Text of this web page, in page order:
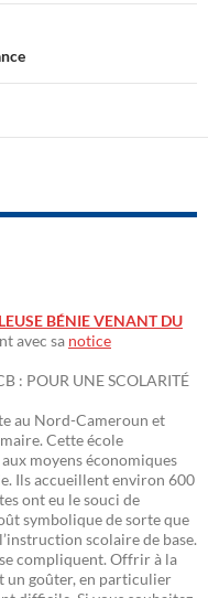
BÉNIE VENANT DU
avec sa notice
: POUR UNE SCOLARITÉ
au Nord-Cameroun et
Cette école
moyens économiques
Ils accueillent environ 600
ont eu le souci de
symbolique de sorte que
scolaire de base.
compliquent. Offrir à la
un goûter, en particulier